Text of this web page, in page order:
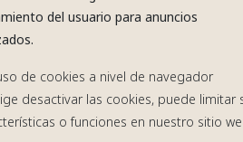
del usuario para anuncios
de cookies a nivel de navegador
desactivar las cookies, puede limitar
o funciones en nuestro sitio